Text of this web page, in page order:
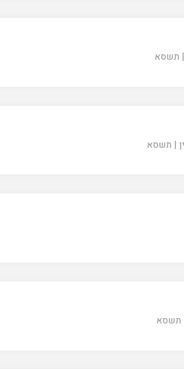
| תשסא
| תשסא
תשסא